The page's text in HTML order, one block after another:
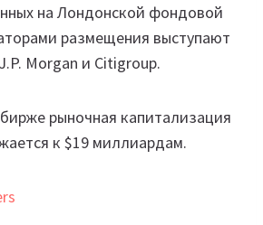
на Лондонской фондовой
размещения выступают
Morgan и Citigroup.
рыночная капитализация
к $19 миллиардам.